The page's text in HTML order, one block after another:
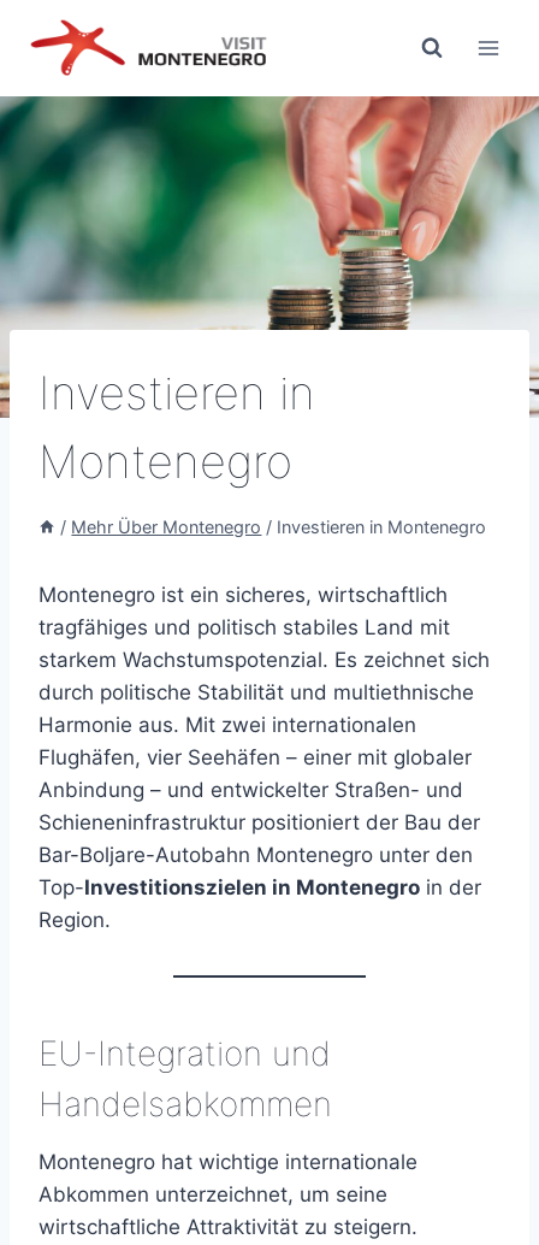
Inhalt
springen
Investieren in
Montenegro
/ Mehr Über Montenegro / Investieren in Montenegro
Montenegro ist ein sicheres, wirtschaftlich
tragfähiges und politisch stabiles Land mit
starkem Wachstumspotenzial. Es zeichnet sich
durch politische Stabilität und multiethnische
Harmonie aus. Mit zwei internationalen
Flughäfen, vier Seehäfen – einer mit globaler
Anbindung – und entwickelter Straßen- und
Schieneninfrastruktur positioniert der Bau der
Bar-Boljare-Autobahn Montenegro unter den
Top-Investitionszielen in Montenegro in der
Region.
EU-Integration und
Handelsabkommen
Montenegro hat wichtige internationale
Abkommen unterzeichnet, um seine
wirtschaftliche Attraktivität zu steigern.